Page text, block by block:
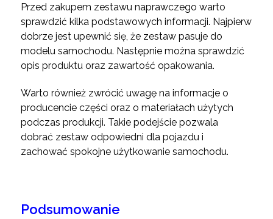
Przed zakupem zestawu naprawczego warto
sprawdzić kilka podstawowych informacji. Najpierw
dobrze jest upewnić się, że zestaw pasuje do
modelu samochodu. Następnie można sprawdzić
opis produktu oraz zawartość opakowania.
Warto również zwrócić uwagę na informacje o
producencie części oraz o materiałach użytych
podczas produkcji. Takie podejście pozwala
dobrać zestaw odpowiedni dla pojazdu i
zachować spokojne użytkowanie samochodu.
Podsumowanie